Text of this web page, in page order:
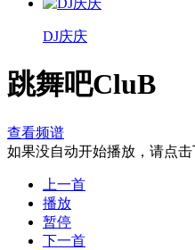
DJ庆庆
跳舞吧CluB
查看频谱
如果没自动开始播放，请点击
上一首
播放
暂停
下一首